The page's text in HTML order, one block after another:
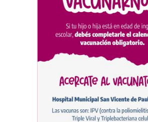
Avanza el
licitatorio para
infraestructura
escuelas
Especial N° 501
OBRAS Y
La